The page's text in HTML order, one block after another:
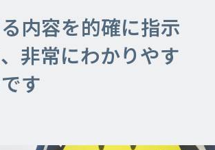
内容を的確に指示
非常にわかりやす
す